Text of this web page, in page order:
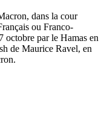
dans la cour
ou Franco-
octobre par le Hamas en
de Maurice Ravel, en